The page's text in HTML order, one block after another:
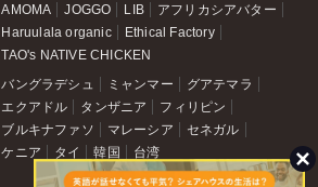
AMOMA JOGGO LIB
アフリカシアバター
Haruulala organic
Ethical Factory
TAO's NATIVE CHICKEN
バングラデシュ ミャンマー
グアテマラ
エクアドル
タンザニア
フィリピン
ブルキナファソ
マレーシア
セネガル
ケニア
タイ 韓国 台湾